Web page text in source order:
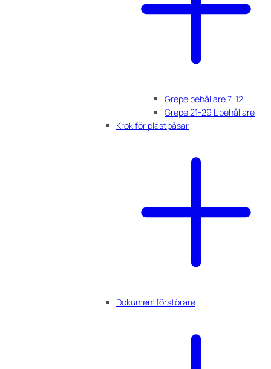
Grepe behållare 7-12 L
Grepe 21-29 L behållare
Krok för plastpåsar
Dokumentförstörare